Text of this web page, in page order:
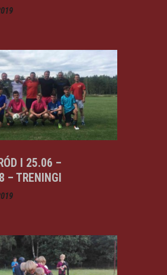
I 25.06 –
– TRENINGI